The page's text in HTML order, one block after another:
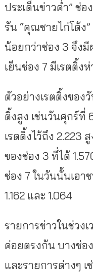
ประเด็นข่าวค่ำ” ช่อ
รัน “คุณชายไก่โต้ง
น้อยกว่าช่อง 3 จึงมี
เย็นช่อง 7 มีเรตติ้ง
ตัวอย่างเรตติ้งของ
ติ้งสูง เช่นวันศุกร์ที่
เรตติ้งไว้ถึง 2.223
ของช่อง 3 ที่ได้
ช่อง 7 ในวันนั้นเอา
1.162 และ 1.064
รายการข่าวในช่วง
ค่อยตรงกัน บางช่อ
และรายการต่างๆ เ